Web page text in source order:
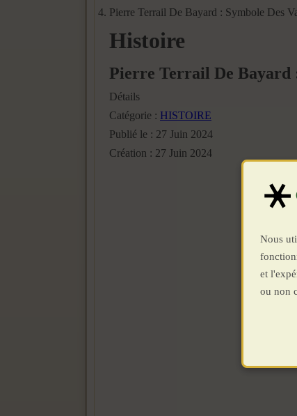
Pierre Terrail De Bayard : Symbole Des
Histoire
Pierre Terrail De Bayard
Détails
Catégorie : HISTOIRE
Publié le : 27 Juin 2024
Création : 27 Juin 2024
Nous
et
ou non